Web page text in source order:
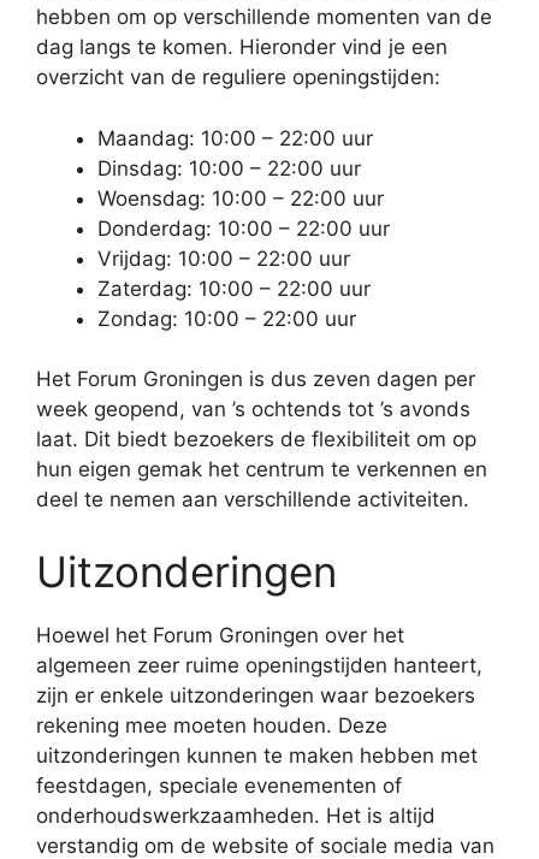
hebben om op verschillende momenten van de
dag langs te komen. Hieronder vind je een
overzicht van de reguliere openingstijden:
Maandag: 10:00 – 22:00 uur
Dinsdag: 10:00 – 22:00 uur
Woensdag: 10:00 – 22:00 uur
Donderdag: 10:00 – 22:00 uur
Vrijdag: 10:00 – 22:00 uur
Zaterdag: 10:00 – 22:00 uur
Zondag: 10:00 – 22:00 uur
Het Forum Groningen is dus zeven dagen per
week geopend, van ’s ochtends tot ’s avonds
laat. Dit biedt bezoekers de flexibiliteit om op
hun eigen gemak het centrum te verkennen en
deel te nemen aan verschillende activiteiten.
Uitzonderingen
Hoewel het Forum Groningen over het
algemeen zeer ruime openingstijden hanteert,
zijn er enkele uitzonderingen waar bezoekers
rekening mee moeten houden. Deze
uitzonderingen kunnen te maken hebben met
feestdagen, speciale evenementen of
onderhoudswerkzaamheden. Het is altijd
verstandig om de website of sociale media van